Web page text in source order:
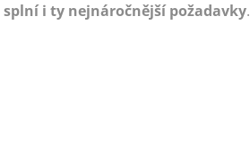
splní i ty nejnáročnější požadavky.